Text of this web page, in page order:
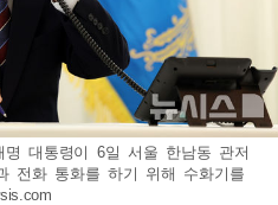
대통령이 6일 서울 한남동 관저
전화 통화를 하기 위해 수화기를